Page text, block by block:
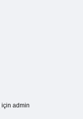
için admin